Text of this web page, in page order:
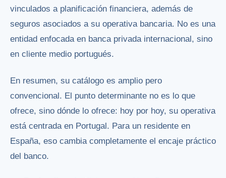
vinculados a planificación financiera, además de
seguros asociados a su operativa bancaria. No es una
entidad enfocada en banca privada internacional, sino
en cliente medio portugués.
En resumen, su catálogo es amplio pero
convencional. El punto determinante no es lo que
ofrece, sino dónde lo ofrece: hoy por hoy, su operativa
está centrada en Portugal. Para un residente en
España, eso cambia completamente el encaje práctico
del banco.